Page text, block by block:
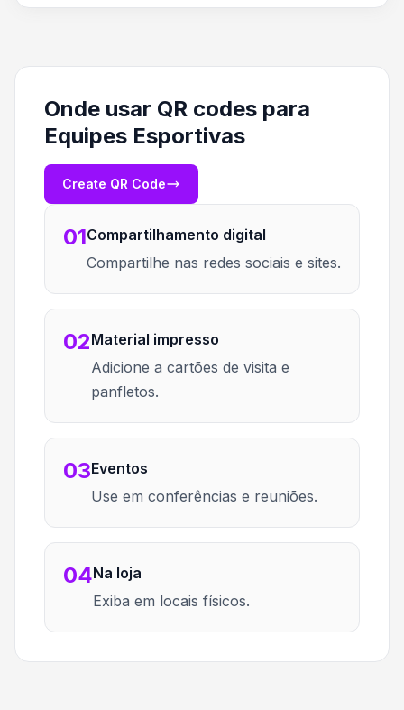
Onde usar QR codes para
Equipes Esportivas
Create QR Code
01Compartilhamento digital
Compartilhe nas redes sociais e sites.
02Material impresso
Adicione a cartões de visita e
panfletos.
03Eventos
Use em conferências e reuniões.
04Na loja
Exiba em locais físicos.